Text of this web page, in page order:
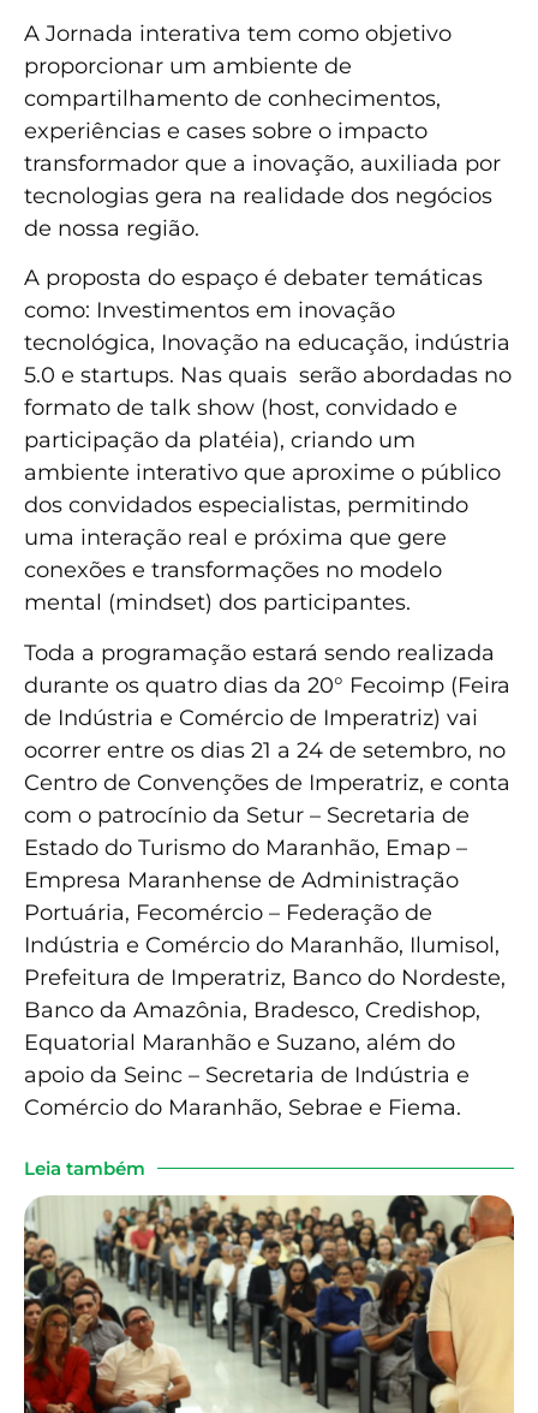
A Jornada interativa tem como objetivo
proporcionar um ambiente de
compartilhamento de conhecimentos,
experiências e cases sobre o impacto
transformador que a inovação, auxiliada por
tecnologias gera na realidade dos negócios
de nossa região.
A proposta do espaço é debater temáticas
como: Investimentos em inovação
tecnológica, Inovação na educação, indústria
5.0 e startups. Nas quais serão abordadas no
formato de talk show (host, convidado e
participação da platéia), criando um
ambiente interativo que aproxime o público
dos convidados especialistas, permitindo
uma interação real e próxima que gere
conexões e transformações no modelo
mental (mindset) dos participantes.
Toda a programação estará sendo realizada
durante os quatro dias da 20° Fecoimp (Feira
de Indústria e Comércio de Imperatriz) vai
ocorrer entre os dias 21 a 24 de setembro, no
Centro de Convenções de Imperatriz, e conta
com o patrocínio da Setur – Secretaria de
Estado do Turismo do Maranhão, Emap –
Empresa Maranhense de Administração
Portuária, Fecomércio – Federação de
Indústria e Comércio do Maranhão, Ilumisol,
Prefeitura de Imperatriz, Banco do Nordeste,
Banco da Amazônia, Bradesco, Credishop,
Equatorial Maranhão e Suzano, além do
apoio da Seinc – Secretaria de Indústria e
Comércio do Maranhão, Sebrae e Fiema.
Leia também